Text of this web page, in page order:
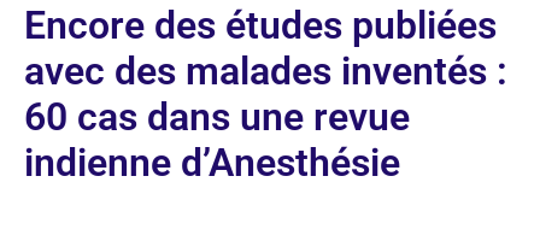
Encore des études publiées
avec des malades inventés :
60 cas dans une revue
indienne d’Anesthésie